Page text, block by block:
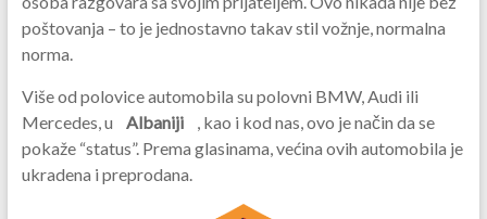
poštovanja – to je jednostavno takav stil vožnje, normalna
norma.
Više od polovice automobila su polovni BMW, Audi ili
Mercedes, u Albaniji, kao i kod nas, ovo je način da se
pokaže “status”. Prema glasinama, većina ovih automobila je
ukradena i preprodana.